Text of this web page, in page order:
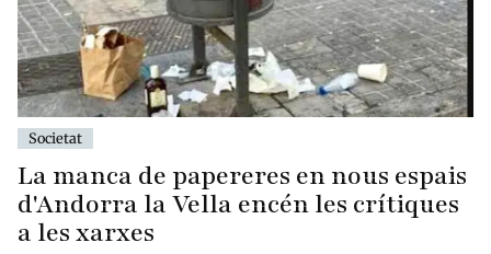
Societat
La manca de papereres en nous espais
d'Andorra la Vella encén les crítiques
a les xarxes